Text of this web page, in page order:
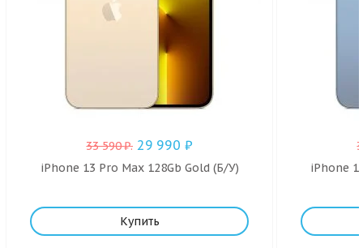
33 590₽. 29 990 ₽
iPhone 13 Pro Max 128Gb Gold (Б/У)
Купить
iPhone